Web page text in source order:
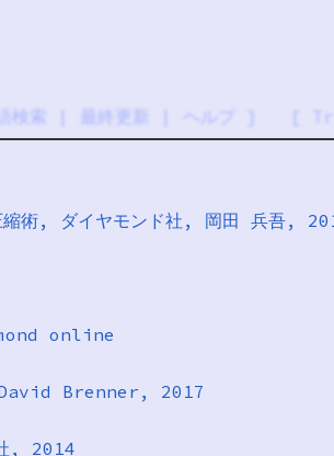
検索 最終更新 ヘルプ
縮術, ダイヤモンド社, 岡田 兵吾,
online
Brenner, 2017
, 2014